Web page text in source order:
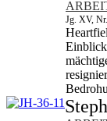
Jg. XV,